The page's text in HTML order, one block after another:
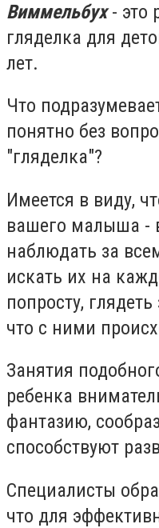
Виммельбух- это
гляделка для
лет.
Что
понятно без
"гляделка"?
Имеется в виду,
вашего малыша -
наблюдать за
искать их на
попросту,
что с ними
Занятия
ребенка
фантазию,
способствуют
Специалисты
что для